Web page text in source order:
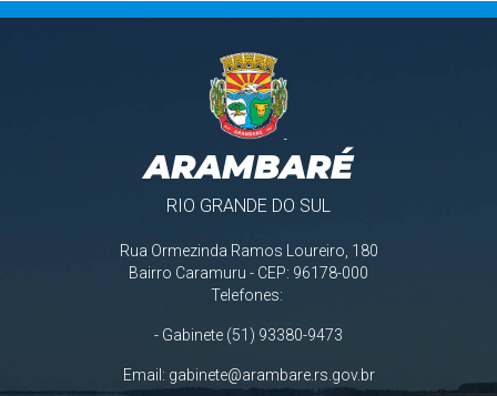
ARAMBARÉ
RIO GRANDE DO SUL
Rua Ormezinda Ramos Loureiro, 180
Bairro Caramuru - CEP: 96178-000
Telefones:
- Gabinete (51) 93380-9473
Email: gabinete@arambare.rs.gov.br